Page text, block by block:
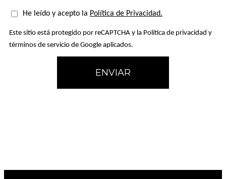
He leído y acepto la Política de Privacidad.
Este sitio está protegido por reCAPTCHA y la Política de privacidad y
términos de servicio de Google aplicados.
ENVIAR